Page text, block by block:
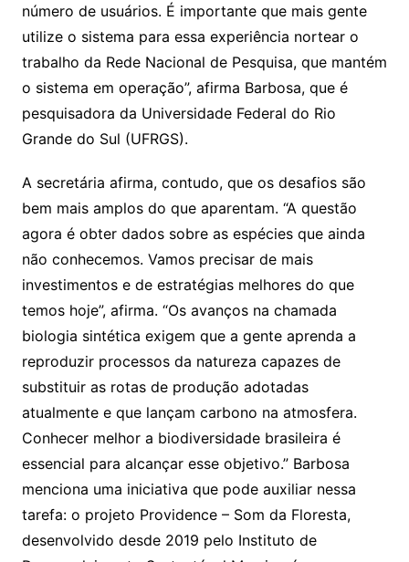
número de usuários. É importante que mais gente
utilize o sistema para essa experiência nortear o
trabalho da Rede Nacional de Pesquisa, que mantém
o sistema em operação”, afirma Barbosa, que é
pesquisadora da Universidade Federal do Rio
Grande do Sul (UFRGS).
A secretária afirma, contudo, que os desafios são
bem mais amplos do que aparentam. “A questão
agora é obter dados sobre as espécies que ainda
não conhecemos. Vamos precisar de mais
investimentos e de estratégias melhores do que
temos hoje”, afirma. “Os avanços na chamada
biologia sintética exigem que a gente aprenda a
reproduzir processos da natureza capazes de
substituir as rotas de produção adotadas
atualmente e que lançam carbono na atmosfera.
Conhecer melhor a biodiversidade brasileira é
essencial para alcançar esse objetivo.” Barbosa
menciona uma iniciativa que pode auxiliar nessa
tarefa: o projeto Providence – Som da Floresta,
desenvolvido desde 2019 pelo Instituto de